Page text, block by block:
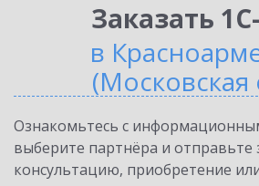
Заказать
в
(Московская
Ознакомьтесь с
выберите партнёра и отправьте
консультацию, приобретение